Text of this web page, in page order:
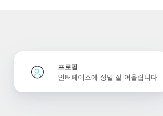
프로필
인터페이스에 정말 잘 어울립니다